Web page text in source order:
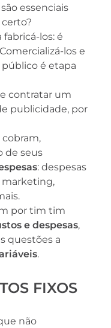
essenciais
los: é
los e
público é etapa
contratar um
publicidade, por
cobram,
de seus
: despesas
marketing,
por tim tim
e despesas,
questões a
.
FIXOS
não